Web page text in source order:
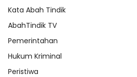
Kata Abah Tindik
AbahTindik TV
Pemerintahan
Hukum Kriminal
Peristiwa